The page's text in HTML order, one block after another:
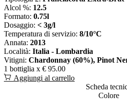
Alcol %: 12.5
Formato: 0.75l
Dosaggio: < 3g/l
Temperatura di servizio: 8/10°C
Annata: 2013
Località: Italia - Lombardia
Vitigni: Chardonnay (60%), Pinot
1 bottiglia x € 95.00
Aggiungi al carrello
Scheda
Colore